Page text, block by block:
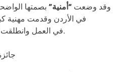
وقد وضعت “أمنية” بصمتها
في الأردن وقدمت مهنية
في العمل وانطلقت لتحقيق هذا الانجاز عالمياً.